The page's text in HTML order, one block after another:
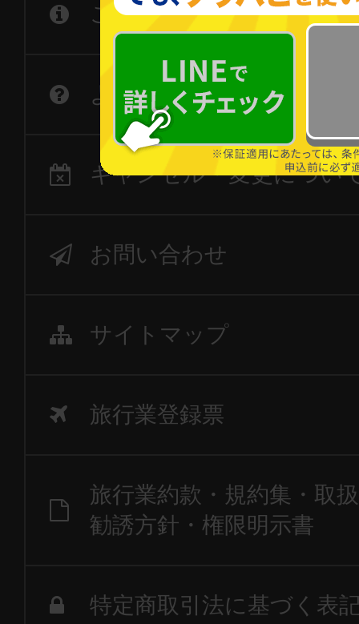
ご利用の流れ
よくあるご質問
キャンセル・変更につい
お問い合わせ
サイトマップ
旅行業登録票
旅行業約款・規約集・取
勧誘方針・権限明示書
特定商取引法に基づく表